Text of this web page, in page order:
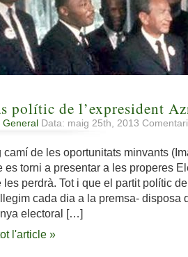
polític de l’expresident
General Data: maig 25th, 2013
camí de les oportunitats minvants
es torni a presentar a les properes
les perdrà. Tot i que el partit polític
cada dia a la premsa- disposa
electoral […]
l'article »